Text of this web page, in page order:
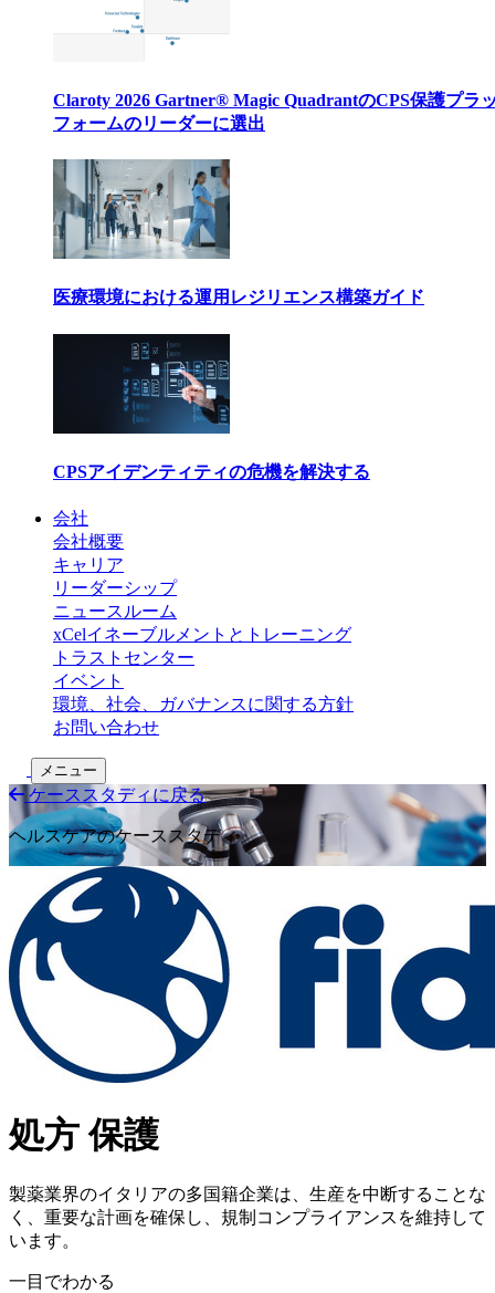
Claroty 2026 Gartner® Magic QuadrantのCPS保護プラ
フォームのリーダーに選出
医療環境における運用レジリエンス構築ガイド
CPSアイデンティティの危機を解決する
会社
会社概要
キャリア
リーダーシップ
ニュースルーム
xCelイネーブルメントとトレーニング
トラストセンター
イベント
環境、社会、ガバナンスに関する方針
お問い合わせ
検索の切り替え
メニュー
ケーススタディに戻る
ヘルスケアのケーススタディ
処方 保護
製薬業界のイタリアの多国籍企業は、生産を中断することな
く、重要な計画を確保し、規制コンプライアンスを維持して
います。
一目でわかる